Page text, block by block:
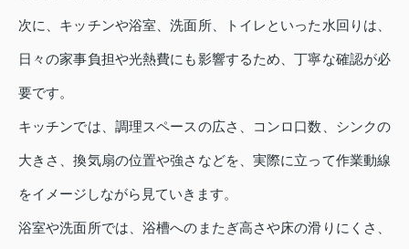
次に、キッチンや浴室、洗面所、トイレといった水回りは、
日々の家事負担や光熱費にも影響するため、丁寧な確認が必
要です。
キッチンでは、調理スペースの広さ、コンロ口数、シンクの
大きさ、換気扇の位置や強さなどを、実際に立って作業動線
をイメージしながら見ていきます。
浴室や洗面所では、浴槽へのまたぎ高さや床の滑りにくさ、